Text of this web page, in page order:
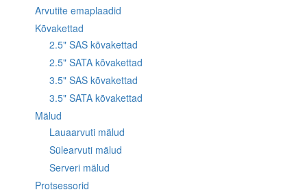
Arvutite emaplaadid
Kõvakettad
2.5" SAS kõvakettad
2.5" SATA kõvakettad
3.5" SAS kõvakettad
3.5" SATA kõvakettad
Mälud
Lauaarvuti mälud
Sülearvuti mälud
Serveri mälud
Protsessorid